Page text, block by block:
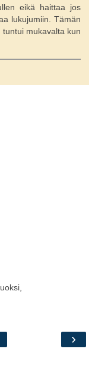
eikä haittaa jos
lukujumiin. Tämän
mukavalta kun
›